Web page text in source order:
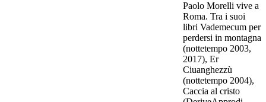
Paolo Morelli vive a
Roma. Tra i suoi
libri Vademecum per
perdersi in montagna
(nottetempo 2003,
2017), Er
Ciuanghezzù
(nottetempo 2004),
Caccia al cristo